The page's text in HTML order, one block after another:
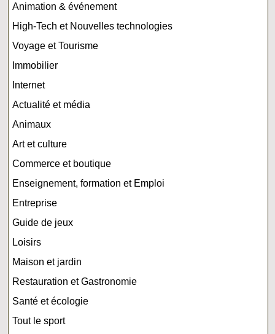
Animation & événement
High-Tech et Nouvelles technologies
Voyage et Tourisme
Immobilier
Internet
Actualité et média
Animaux
Art et culture
Commerce et boutique
Enseignement, formation et Emploi
Entreprise
Guide de jeux
Loisirs
Maison et jardin
Restauration et Gastronomie
Santé et écologie
Tout le sport